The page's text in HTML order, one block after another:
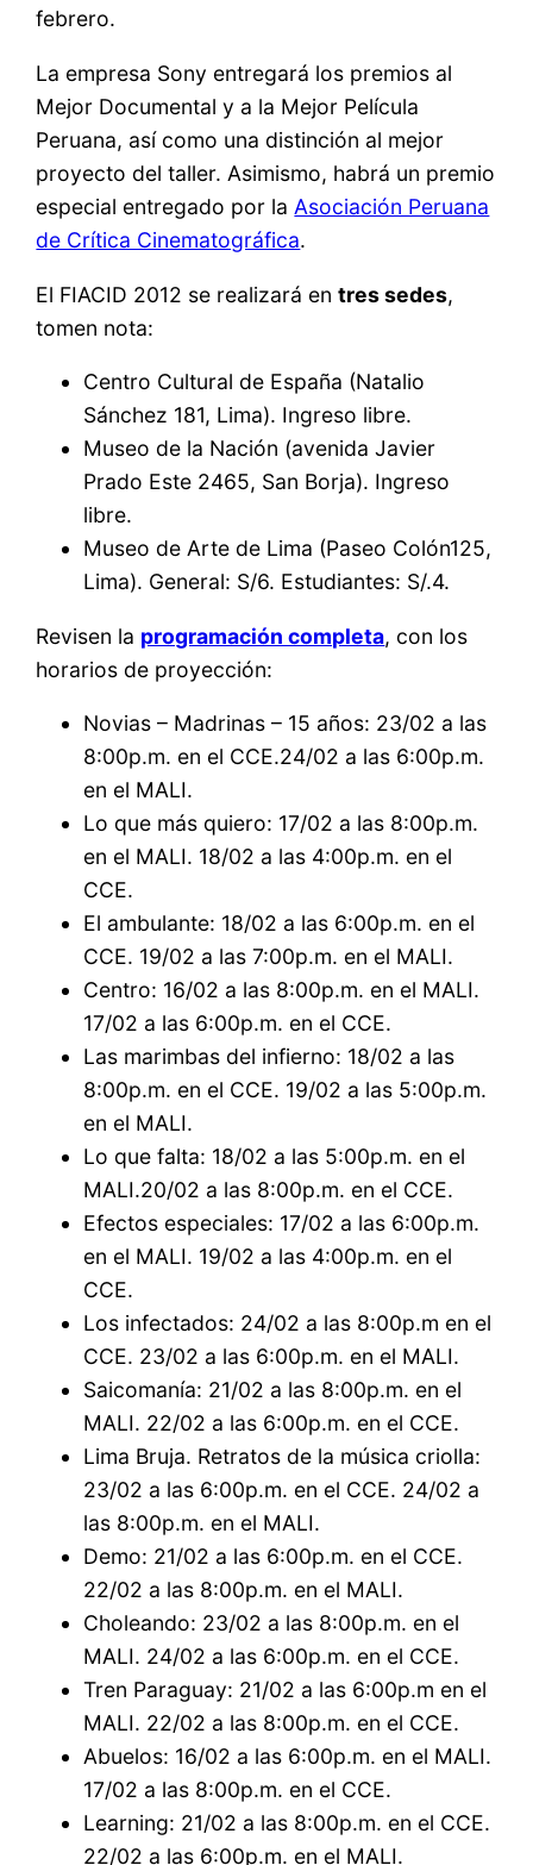
febrero.
La empresa Sony entregará los premios al
Mejor Documental y a la Mejor Película
Peruana, así como una distinción al mejor
proyecto del taller. Asimismo, habrá un premio
especial entregado por la Asociación Peruana
de Crítica Cinematográfica.
El FIACID 2012 se realizará entres sedes,
tomen nota:
Centro Cultural de España (Natalio
Sánchez 181, Lima). Ingreso libre.
Museo de la Nación (avenida Javier
Prado Este 2465, San Borja). Ingreso
libre.
Museo de Arte de Lima (Paseo Colón125,
Lima). General: S/6. Estudiantes: S/.4.
Revisen la programación completa, con los
horarios de proyección:
Novias – Madrinas – 15 años: 23/02 a las
8:00p.m. en el CCE.24/02 a las 6:00p.m.
en el MALI.
Lo que más quiero: 17/02 a las 8:00p.m.
en el MALI. 18/02 a las 4:00p.m. en el
CCE.
El ambulante: 18/02 a las 6:00p.m. en el
CCE. 19/02 a las 7:00p.m. en el MALI.
Centro: 16/02 a las 8:00p.m. en el MALI.
17/02 a las 6:00p.m. en el CCE.
Las marimbas del infierno: 18/02 a las
8:00p.m. en el CCE. 19/02 a las 5:00p.m.
en el MALI.
Lo que falta: 18/02 a las 5:00p.m. en el
MALI.20/02 a las 8:00p.m. en el CCE.
Efectos especiales: 17/02 a las 6:00p.m.
en el MALI. 19/02 a las 4:00p.m. en el
CCE.
Los infectados: 24/02 a las 8:00p.m en el
CCE. 23/02 a las 6:00p.m. en el MALI.
Saicomanía: 21/02 a las 8:00p.m. en el
MALI. 22/02 a las 6:00p.m. en el CCE.
Lima Bruja. Retratos de la música criolla:
23/02 a las 6:00p.m. en el CCE. 24/02 a
las 8:00p.m. en el MALI.
Demo: 21/02 a las 6:00p.m. en el CCE.
22/02 a las 8:00p.m. en el MALI.
Choleando: 23/02 a las 8:00p.m. en el
MALI. 24/02 a las 6:00p.m. en el CCE.
Tren Paraguay: 21/02 a las 6:00p.m en el
MALI. 22/02 a las 8:00p.m. en el CCE.
Abuelos: 16/02 a las 6:00p.m. en el MALI.
17/02 a las 8:00p.m. en el CCE.
Learning: 21/02 a las 8:00p.m. en el CCE.
22/02 a las 6:00p.m. en el MALI.